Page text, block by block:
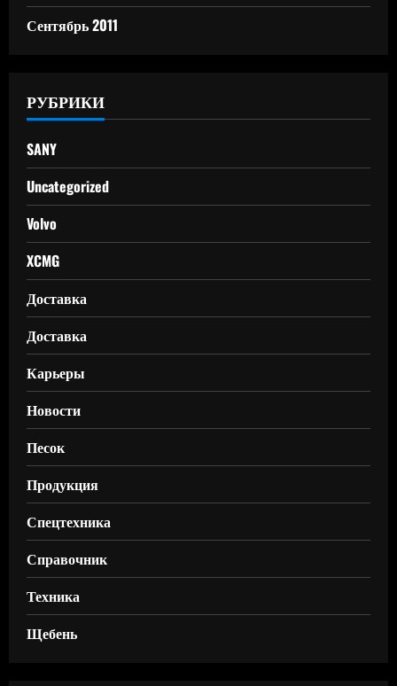
Сентябрь 2011
РУБРИКИ
SANY
Uncategorized
Volvo
XCMG
Доставка
Доставка
Карьеры
Новости
Песок
Продукция
Спецтехника
Справочник
Техника
Щебень